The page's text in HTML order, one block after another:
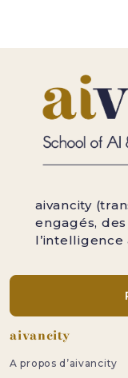
aivancity
engagés,
Pied de page
aivancity
A propos d’aivancity